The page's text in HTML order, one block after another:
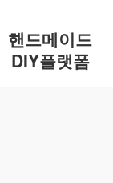
핸드메이드
DIY플랫폼